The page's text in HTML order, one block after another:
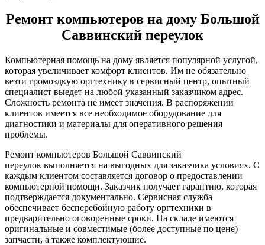
Ремонт компьютеров на дому Большой
Саввинский переулок
Компьютерная помощь на дому является популярной услугой,
которая увеличивает комфорт клиентов. Им не обязательно
везти громоздкую оргтехнику в сервисный центр, опытный
специалист выедет на любой указанный заказчиком адрес.
Сложность ремонта не имеет значения. В распоряжении
клиентов имеется все необходимое оборудование для
диагностики и материалы для оперативного решения
проблемы.
Ремонт компьютеров Большой Саввинский
переулок выполняется на выгодных для заказчика условиях. С
каждым клиентом составляется договор о предоставлении
компьютерной помощи. Заказчик получает гарантию, которая
подтверждается документально. Сервисная служба
обеспечивает бесперебойную работу оргтехники в
предварительно оговоренные сроки. На складе имеются
оригинальные и совместимые (более доступные по цене)
запчасти, а также комплектующие.